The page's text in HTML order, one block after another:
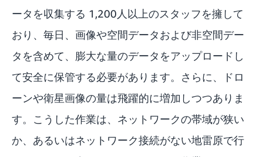
ータを収集する 1,200人以上のスタッフを擁して
おり、毎日、画像や空間データおよび非空間デー
タを含めて、膨大な量のデータをアップロードし
て安全に保管する必要があります。さらに、ドロ
ーンや衛星画像の量は飛躍的に増加しつつありま
す。こうした作業は、ネットワークの帯域が狭い
か、あるいはネットワーク接続がない地雷原で行